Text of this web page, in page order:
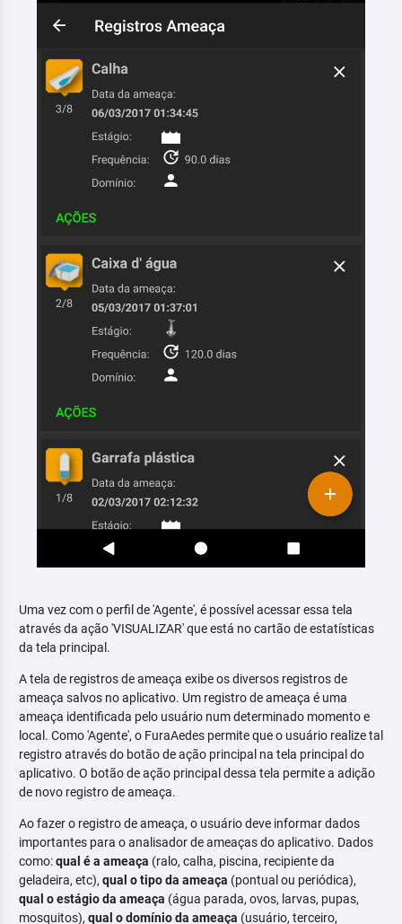
Uma vez com o perfil de 'Agente', é possível acessar essa tela
através da ação 'VISUALIZAR' que está no cartão de estatísticas
da tela principal.
A tela de registros de ameaça exibe os diversos registros de
ameaça salvos no aplicativo. Um registro de ameaça é uma
ameaça identificada pelo usuário num determinado momento e
local. Como 'Agente', o FuraAedes permite que o usuário realize tal
registro através do botão de ação principal na tela principal do
aplicativo. O botão de ação principal dessa tela permite a adição
de novo registro de ameaça.
Ao fazer o registro de ameaça, o usuário deve informar dados
importantes para o analisador de ameaças do aplicativo. Dados
como:qual é a ameaça (ralo, calha, piscina, recipiente da
geladeira, etc), qual o tipo da ameaça (pontual ou periódica),
qual o estágio da ameaça (água parada, ovos, larvas, pupas,
mosquitos), qual o domínio da ameaça (usuário, terceiro,